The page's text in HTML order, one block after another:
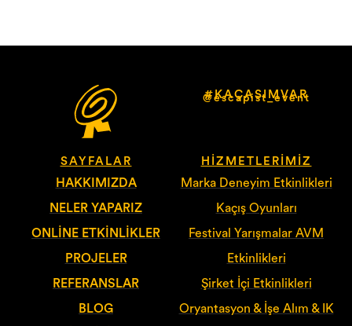
#KAÇASIMVAR
@escapist_event
SAYFALAR
HAKKIMIZDA
NELER YAPARIZ
ONLINE ETKINLIKLER
PROJELER
REFERANSLAR
BLOG
HIZMETLERIMIZ
Marka Deneyim Etkinlikleri
Kaçış Oyunları
Festival Yarışmalar AVM
Etkinlikleri
Şirket İçi Etkinlikleri
Oryantasyon & İşe Alım & IK